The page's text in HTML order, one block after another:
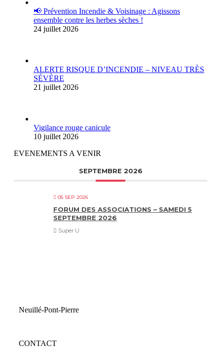
📢 Prévention Incendie & Voisinage : Agissons
ensemble contre les herbes sèches !
24 juillet 2026
ALERTE RISQUE D’INCENDIE – NIVEAU TRÈS
SÉVÈRE
21 juillet 2026
Vigilance rouge canicule
10 juillet 2026
EVENEMENTS A VENIR
SEPTEMBRE 2026
05 SEP 2026
FORUM DES ASSOCIATIONS – SAMEDI 5
SEPTEMBRE 2026
Super U
Neuillé-Pont-Pierre
CONTACT